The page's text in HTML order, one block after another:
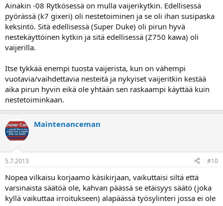
Ainakin -08 Rytkösessä on mulla vaijerikytkin. Edellisessä
pyörässä (k7 gixeri) oli nestetoiminen ja se oli ihan susipaska
keksintö. Sitä edellisessä (Super Duke) oli pirun hyvä
nestekäyttöinen kytkin ja sitä edellisessä (Z750 kawa) oli
vaijerilla.
Itse tykkää enempi tuosta vaijerista, kun on vähempi
vuotavia/vaihdettavia nesteitä ja nykyiset vaijeritkin kestää
aika pirun hyvin eikä ole yhtään sen raskaampi käyttää kuin
nestetoiminkaan.
Maintenanceman
5.7.2013 #10
Nopea vilkaisu korjaamo käsikirjaan, vaikuttaisi siltä että
varsinaista säätöä ole, kahvan päässä se etäisyys säätö (joka
kyllä vaikuttaa irroitukseen) alapäässä työsylinteri jossa ei ole